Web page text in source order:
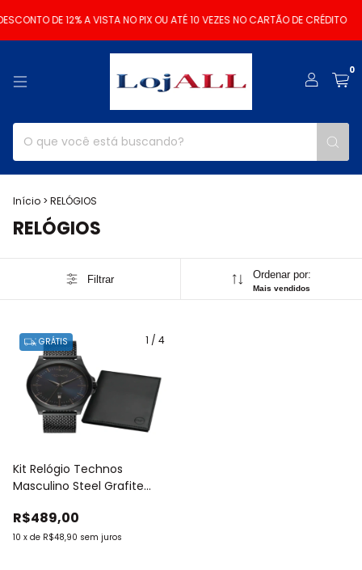
DE 12% A VISTA NO PIX OU ATÉ 10 VEZES NO CARTÃO DE CRÉDITO
0
Início > RELÓGIOS
RELÓGIOS
Filtrar Ordenar por:
Mais vendidos
1 / 4
GRÁTIS
Kit Relógio Technos
Masculino Steel Grafite
R$489,00
10 x de R$48,90 sem juros